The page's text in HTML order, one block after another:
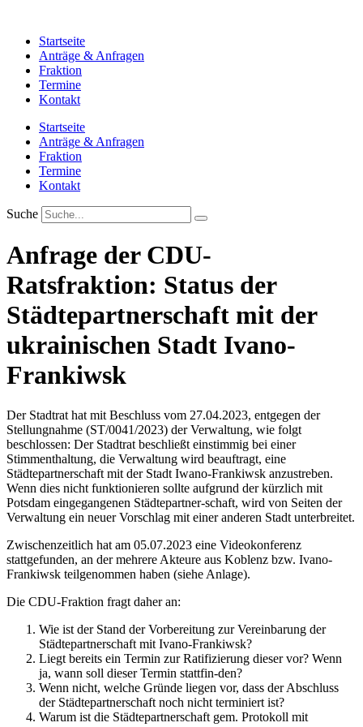
springenStartseite
Anträge & Anfragen
Fraktion
Termine
Kontakt
Startseite
Anträge & Anfragen
Fraktion
Termine
Kontakt
Suche
Anfrage der CDU-
Ratsfraktion: Status der
Städtepartnerschaft mit der
ukrainischen Stadt Ivano-
Frankiwsk
Der Stadtrat hat mit Beschluss vom 27.04.2023, entgegen der
Stellungnahme (ST/0041/2023) der Verwaltung, wie folgt
beschlossen: Der Stadtrat beschließt einstimmig bei einer
Stimmenthaltung, die Verwaltung wird beauftragt, eine
Städtepartnerschaft mit der Stadt Iwano-Frankiwsk anzustreben.
Wenn dies nicht funktionieren sollte aufgrund der kürzlich mit
Potsdam eingegangenen Städtepartner-schaft, wird von Seiten der
Verwaltung ein neuer Vorschlag mit einer anderen Stadt unterbreitet.
Zwischenzeitlich hat am 05.07.2023 eine Videokonferenz
stattgefunden, an der mehrere Akteure aus Koblenz bzw. Ivano-
Frankiwsk teilgenommen haben (siehe Anlage).
Die CDU-Fraktion fragt daher an:
Wie ist der Stand der Vorbereitung zur Vereinbarung der
Städtepartnerschaft mit Ivano-Frankiwsk?
Liegt bereits ein Termin zur Ratifizierung dieser vor? Wenn
ja, wann soll dieser Termin stattfin-den?
Wenn nicht, welche Gründe liegen vor, dass der Abschluss
der Städtepartnerschaft noch nicht terminiert ist?
Warum ist die Städtepartnerschaft gem. Protokoll mit